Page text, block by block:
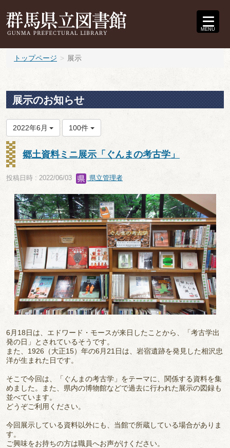
MENU
トップページ 展示
展示のお知らせ
2022年6月 100件
郷土資料ミニ展示「ぐんまの考古学」
投稿日時 : 2022/06/03 県立管理者
6月18日は、エドワード・モースが来日したことから、「考古学出
発の日」とされているそうです。
また、 1926 （大正15）年の6月21日は、岩宿遺跡を発見した相沢忠
洋が生まれた日です。
そこで今回は、「ぐんまの考古学」をテーマに、関係する資料を集
めました。また、県内の博物館などで過去に行われた展示の図録も
並べています。
どうぞご利用ください。
今回展示している資料以外にも、当館で所蔵している場合がありま
す。
ご興味をお持ちの方は職員へお声がけください。